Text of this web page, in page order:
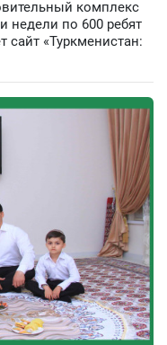
комплекс
недели по 600 ребят
сайт «Туркменистан: